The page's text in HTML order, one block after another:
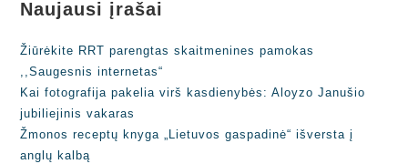
Naujausi įrašai
Žiūrėkite RRT parengtas skaitmenines pamokas
,,Saugesnis internetas“
Kai fotografija pakelia virš kasdienybės: Aloyzo Janušio
jubiliejinis vakaras
Žmonos receptų knyga „Lietuvos gaspadinė“ išversta į
anglų kalbą